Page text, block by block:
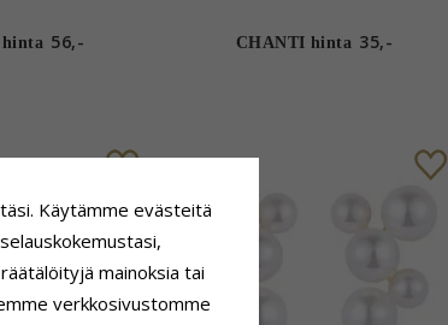
56,- CHANTI hinta 35,-
Käytämme evästeitä
mainoksia tai
verkkosivustomme